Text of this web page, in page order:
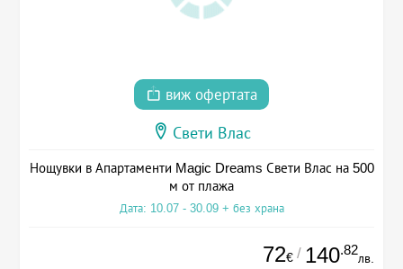
виж офертата
Свети Влас
Нощувки в Апартаменти Magic Dreams Свети Влас на 500
м от плажа
Дата: 10.07 - 30.09 + без храна
72€ / 140.82
лв.